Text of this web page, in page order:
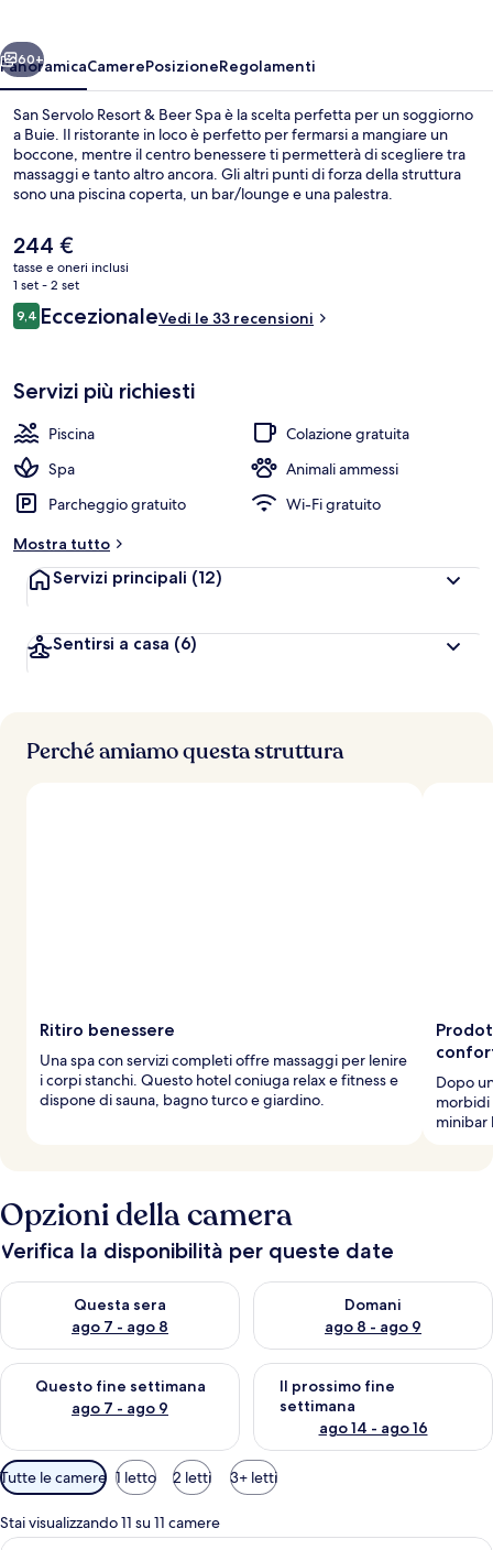
Spa
Avanti
60+
PanoramicaCamerePosizioneRegolamenti
San Servolo Resort & Beer Spa è la scelta perfetta per un soggiorno
a Buie. Il ristorante in loco è perfetto per fermarsi a mangiare un
boccone, mentre il centro benessere ti permetterà di scegliere tra
massaggi e tanto altro ancora. Gli altri punti di forza della struttura
sono una piscina coperta, un bar/lounge e una palestra.
Il
prezzo
attuale
è
244 €
244 €
tasse e oneri inclusi
1 set - 2 set
Recensioni
9,49,4 su 10
EccezionaleVedi le 33 recensioni
Servizi più richiesti
Piscina
Colazione gratuita
Spa
Animali ammessi
Parcheggio gratuito
Wi-Fi gratuito
Mostra tutto
Servizi principali (12)
Sentirsi a casa (6)
Perché amiamo questa struttura
Ritiro benessere
Una spa con servizi completi offre massaggi per lenire
i corpi stanchi. Questo hotel coniuga relax e fitness e
dispone di sauna, bagno turco e giardino.
Dopo
morbidi
minibar
Opzioni della camera
Verifica la disponibilità per queste date
Questa sera
ago 7 - ago 8
Verifica la disponibilità per questa sera, ago 7 - ago 8
Domani
ago 8 - ago 9
Verifica la disponibilità per
Questo fine settimana
ago 7 - ago 9
Verifica la disponibilità per questo fine settimana, ago 7 - ago
Il prossimo fine
settimana
ago 14 - ago 16
Verifica la disponibilità per il
Filtri
disponibili
per
le
Tutte le camere 1 letto 2 letti 3+ letti
Stai visualizzando 11 su 11 camere
Doppia Comfort (Villa Romantica) |